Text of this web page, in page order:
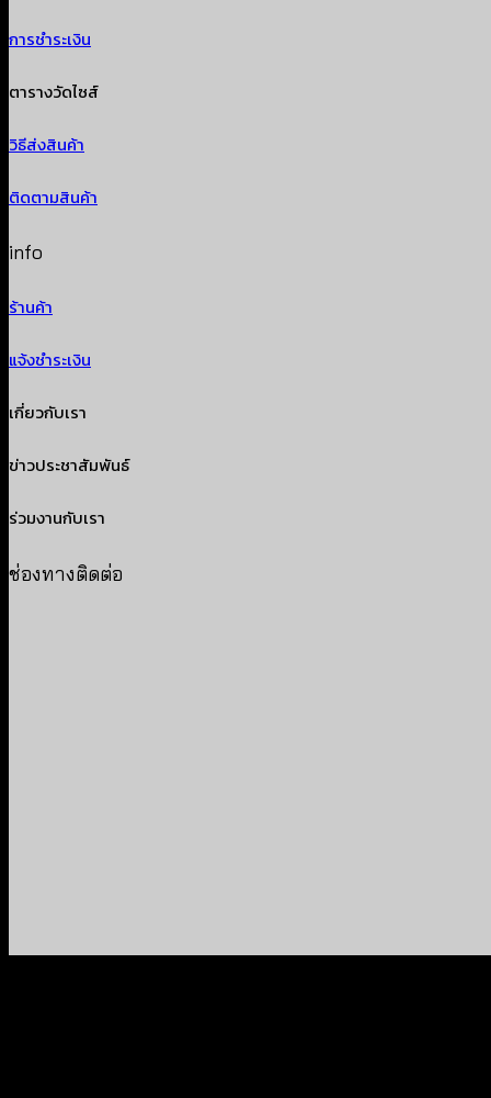
การชำระเงิน
ตารางวัดไซส์
วิธีส่งสินค้า
ติดตามสินค้า
info
ร้านค้า
แจ้งชำระเงิน
เกี่ยวกับเรา
ข่าวประชาสัมพันธ์
ร่วมงานกับเรา
ช่องทางติดต่อ